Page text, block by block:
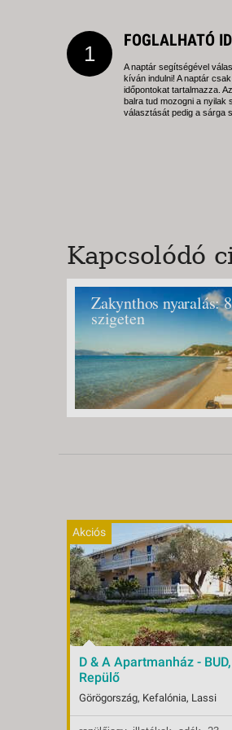
1
FOGLALHATÓ
A naptár segítségével
kíván indulni! A naptár
időpontokat tartalmazza.
balra tud mozogni a nyilak
választását pedig a sárga
Slide
Kapcsolódó
Zakynthos nyaralás:
szigeten
Akciós
D & A Apartmanház - BUD,
Repülő
Görögország, Kefalónia, Lassi